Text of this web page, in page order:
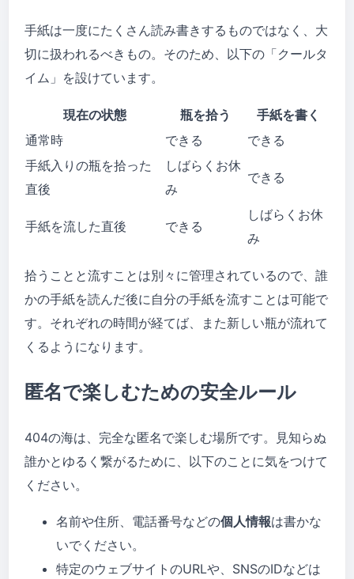
手紙は一度にたくさん読み書きするものではなく、大
切に扱われるべきもの。そのため、以下の「クールタ
イム」を設けています。
現在の状態 瓶を拾う
手紙を書く
通常時
できる
できる
手紙入りの瓶を拾った
直後
しばらくお休
み
できる
手紙を流した直後 できる
しばらくお休
み
拾うことと流すことは別々に管理されているので、誰
かの手紙を読んだ後に自分の手紙を流すことは可能で
す。それぞれの時間が経てば、また新しい瓶が流れて
くるようになります。
匿名で楽しむための安全ルール
404の海は、完全な匿名で楽しむ場所です。見知らぬ
誰かとゆるく繋がるために、以下のことに気をつけて
ください。
名前や住所、電話番号などの個人情報は書かな
いでください。
特定のウェブサイトのURLや、SNSのIDなどは